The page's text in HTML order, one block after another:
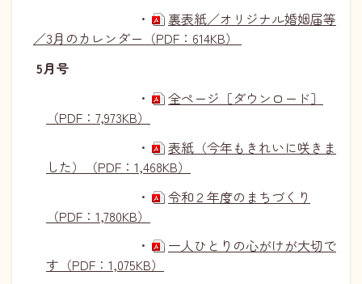
・
裏表紙／オリジナル婚姻届等
／3月のカレンダー（PDF：614KB）
5月号
・
全ページ［ダウンロード］
（PDF：7,973KB）
・
表紙（今年もきれいに咲きま
した）（PDF：1,468KB）
・
令和２年度のまちづくり
（PDF：1,780KB）
・
一人ひとりの心がけが大切で
す（PDF：1,075KB）